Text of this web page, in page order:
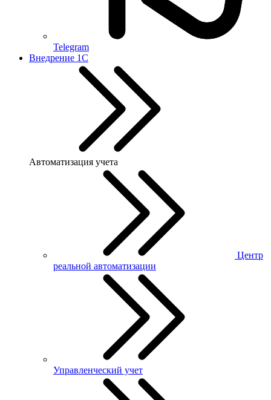
Telegram
Внедрение 1С
Автоматизация учета
Центр
реальной автоматизации
Управленческий учет